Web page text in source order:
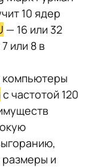
10 ядер
— 16 или 32
или 8 в
компьютеры
с частотой 120
и